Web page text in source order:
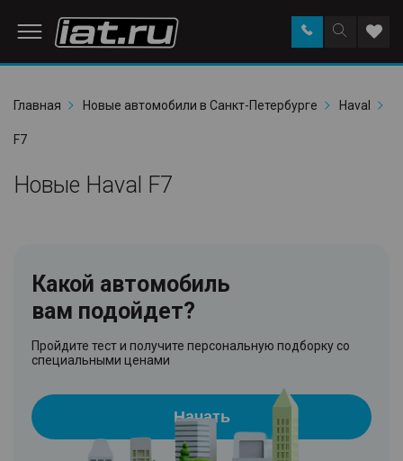
Поиск
по
Заказать
звонок в
Главная
Новые автомобили в Санкт-Петербурге Haval
F7
Новые Haval F7
Какой автомобиль
вам подойдет?
Пройдите тест и получите персональную подборку со
специальными ценами
Начать